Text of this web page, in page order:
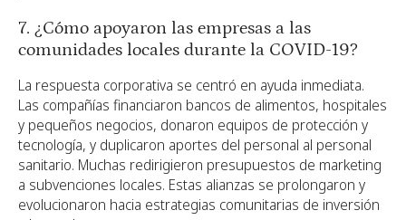
7. ¿Cómo apoyaron las empresas a las
comunidades locales durante la COVID-19?
La respuesta corporativa se centró en ayuda inmediata.
Las compañías financiaron bancos de alimentos, hospitales
y pequeños negocios, donaron equipos de protección y
tecnología, y duplicaron aportes del personal al personal
sanitario. Muchas redirigieron presupuestos de marketing
a subvenciones locales. Estas alianzas se prolongaron y
evolucionaron hacia estrategias comunitarias de inversión